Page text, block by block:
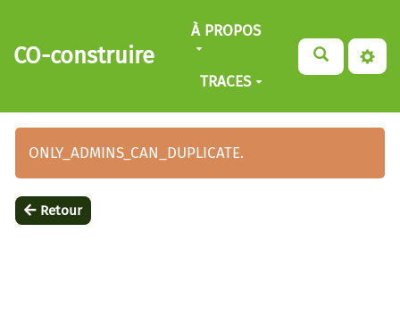
Aller au contenu principal
CO-construire
À PROPOS
TRACES
ONLY_ADMINS_CAN_DUPLICATE.
Retour